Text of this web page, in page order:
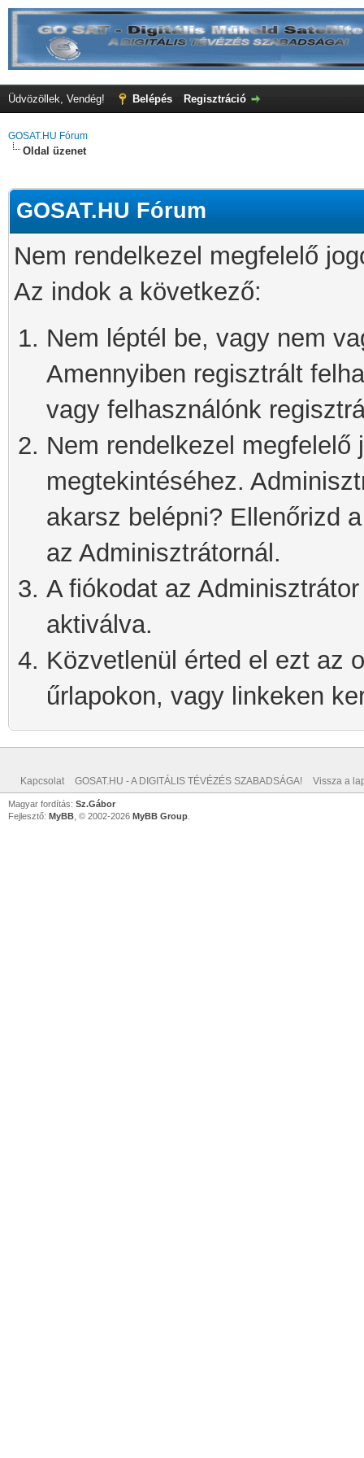
Üdvözöllek, Vendég! Belépés Regisztráció
GOSAT.HU Fórum
Oldal üzenet
GOSAT.HU Fórum
Nem rendelkezel megfelelő
Az indok a következő:
Nem léptél be, vagy nem
Amennyiben regisztrált
vagy felhasználónk
Nem rendelkezel megfelelő
megtekintéséhez.
akarsz belépni? Ellenőrizd
az Adminisztrátornál.
A fiókodat az
aktiválva.
Közvetlenül érted el ezt az
űrlapokon, vagy linkeken
Kapcsolat GOSAT.HU - A DIGITÁLIS TÉVÉZÉS SZABADSÁGA! Vissza a
Magyar fordítás: Sz.Gábor
Fejlesztő: MyBB , © 2002-2026 MyBB Group